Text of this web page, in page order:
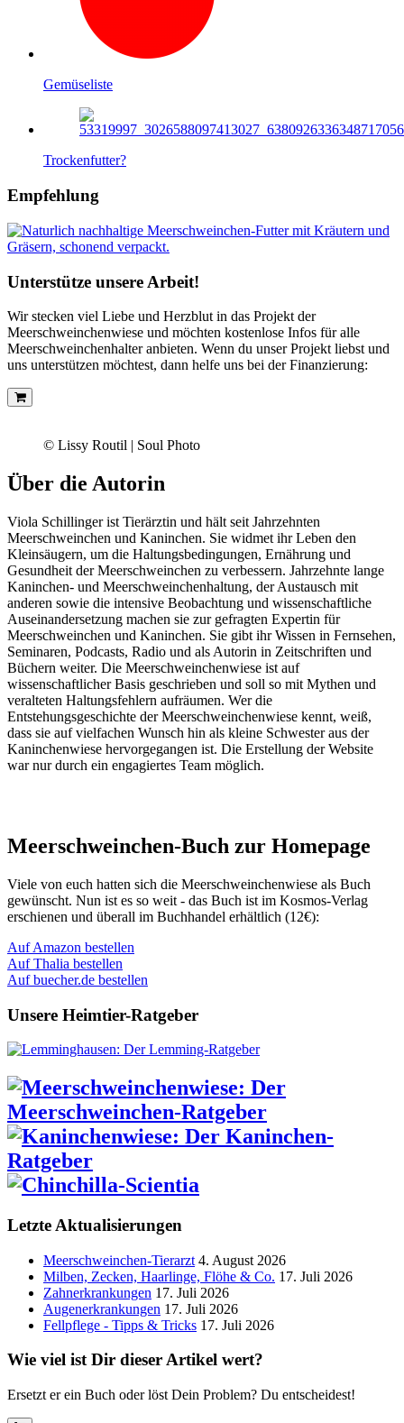
Gemüseliste
Trockenfutter?
Empfehlung
Unterstütze unsere Arbeit!
Wir stecken viel Liebe und Herzblut in das Projekt der
Meerschweinchenwiese und möchten kostenlose Infos für alle
Meerschweinchenhalter anbieten. Wenn du unser Projekt liebst und
uns unterstützen möchtest, dann helfe uns bei der Finanzierung:
© Lissy Routil | Soul Photo
Über die Autorin
Viola Schillinger ist Tierärztin und hält seit Jahrzehnten
Meerschweinchen und Kaninchen. Sie widmet ihr Leben den
Kleinsäugern, um die Haltungsbedingungen, Ernährung und
Gesundheit der Meerschweinchen zu verbessern. Jahrzehnte lange
Kaninchen- und Meerschweinchenhaltung, der Austausch mit
anderen sowie die intensive Beobachtung und wissenschaftliche
Auseinandersetzung machen sie zur gefragten Expertin für
Meerschweinchen und Kaninchen. Sie gibt ihr Wissen in Fernsehen,
Seminaren, Podcasts, Radio und als Autorin in Zeitschriften und
Büchern weiter. Die Meerschweinchenwiese ist auf
wissenschaftlicher Basis geschrieben und soll so mit Mythen und
veralteten Haltungsfehlern aufräumen. Wer die
Entstehungsgeschichte der Meerschweinchenwiese kennt, weiß,
dass sie auf vielfachen Wunsch hin als kleine Schwester aus der
Kaninchenwiese hervorgegangen ist. Die Erstellung der Website
war nur durch ein engagiertes Team möglich.
Meerschweinchen-Buch zur Homepage
Viele von euch hatten sich die Meerschweinchenwiese als Buch
gewünscht. Nun ist es so weit - das Buch ist im Kosmos-Verlag
erschienen und überall im Buchhandel erhältlich (12€):
Auf Amazon bestellen
Auf Thalia bestellen
Auf buecher.de bestellen
Unsere Heimtier-Ratgeber
Letzte Aktualisierungen
Meerschweinchen-Tierarzt 4. August 2026
Milben, Zecken, Haarlinge, Flöhe & Co. 17. Juli 2026
Zahnerkrankungen 17. Juli 2026
Augenerkrankungen 17. Juli 2026
Fellpflege - Tipps & Tricks 17. Juli 2026
Wie viel ist Dir dieser Artikel wert?
Ersetzt er ein Buch oder löst Dein Problem? Du entscheidest!